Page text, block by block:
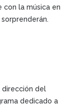
la música en
dirección del
dedicado a